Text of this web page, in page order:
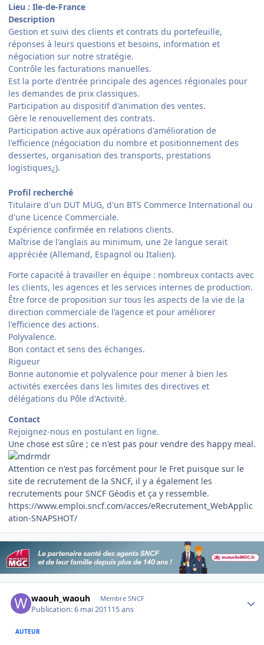
Lieu : Ile-de-France
Description
Gestion et suivi des clients et contrats du portefeuille,
réponses à leurs questions et besoins, information et
négociation sur notre stratégie.
Contrôle les facturations manuelles.
Est la porte d'entrée principale des agences régionales pour
les demandes de prix classiques.
Participation au dispositif d'animation des ventes.
Gère le renouvellement des contrats.
Participation active aux opérations d'amélioration de
l'efficience (négociation du nombre et positionnement des
dessertes, organisation des transports, prestations
logistiques¿).
Profil recherché
Titulaire d'un DUT MUG, d'un BTS Commerce International ou
d'une Licence Commerciale.
Expérience confirmée en relations clients.
Maîtrise de l'anglais au minimum, une 2e langue serait
appréciée (Allemand, Espagnol ou Italien).
Forte capacité à travailler en équipe : nombreux contacts avec
les clients, les agences et les services internes de production.
Être force de proposition sur tous les aspects de la vie de la
direction commerciale de l'agence et pour améliorer
l'efficience des actions.
Polyvalence.
Bon contact et sens des échanges.
Rigueur
Bonne autonomie et polyvalence pour mener à bien les
activités exercées dans les limites des directives et
délégations du Pôle d'Activité.
Contact
Rejoignez-nous en postulant en ligne.
Une chose est sûre ; ce n'est pas pour vendre des happy meal.
Attention ce n'est pas forcément pour le Fret puisque sur le
site de recrutement de la SNCF, il y a également les
recrutements pour SNCF Géodis et ça y ressemble.
https://www.emploi.sncf.com/acces/eRecrutement_WebApplic
ation-SNAPSHOT/
waouh_waouh Membre SNCF
Publication:6 mai 201115 ans
AUTEUR